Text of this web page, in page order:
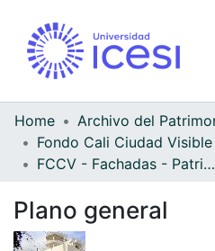
Home
Fondo Cali Ciudad Visible
FCCV - Fachadas - Patrimonial
Plano general